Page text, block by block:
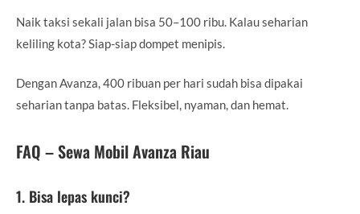
Naik taksi sekali jalan bisa 50–100 ribu. Kalau seharian
keliling kota? Siap-siap dompet menipis.
Dengan Avanza, 400 ribuan per hari sudah bisa dipakai
seharian tanpa batas. Fleksibel, nyaman, dan hemat.
FAQ – Sewa Mobil Avanza Riau
1. Bisa lepas kunci?